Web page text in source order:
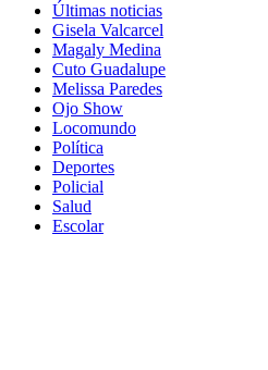
Últimas noticias
Gisela Valcarcel
Magaly Medina
Cuto Guadalupe
Melissa Paredes
Ojo Show
Locomundo
Política
Deportes
Policial
Salud
Escolar